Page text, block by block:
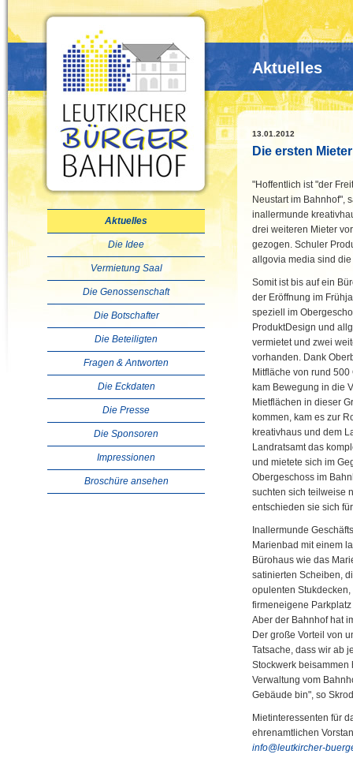
Aktuelles
Aktuelles
Die Idee
Vermietung Saal
Die Genossenschaft
Die Botschafter
Die Beteiligten
Fragen & Antworten
Die Eckdaten
Die Presse
Die Sponsoren
Impressionen
Broschüre ansehen
13.01.2012
Die ersten
"Hoffentlich ist "der
Neustart im Bahnhof",
inallermunde
drei weiteren Mieter
gezogen. Schuler
allgovia media sind
Somit ist bis auf ein
der Eröffnung im
speziell im
ProduktDesign und
vermietet und zwei
vorhanden. Dank
Mitfläche von rund
kam Bewegung in die
Mietflächen in dieser
kommen, kam es zur
kreativhaus und dem
Landratsamt das
und mietete sich im
Obergeschoss im
suchten sich teilweise
entschieden sie sich
Inallermunde
Marienbad mit einem
Bürohaus wie das
satinierten Scheiben,
opulenten
firmeneigene
Aber der Bahnhof hat
Der große Vorteil von
Tatsache, dass wir ab
Stockwerk beisammen
Verwaltung vom
Gebäude bin", so
Mietinteressenten für
ehrenamtlichen
info@leutkircher-